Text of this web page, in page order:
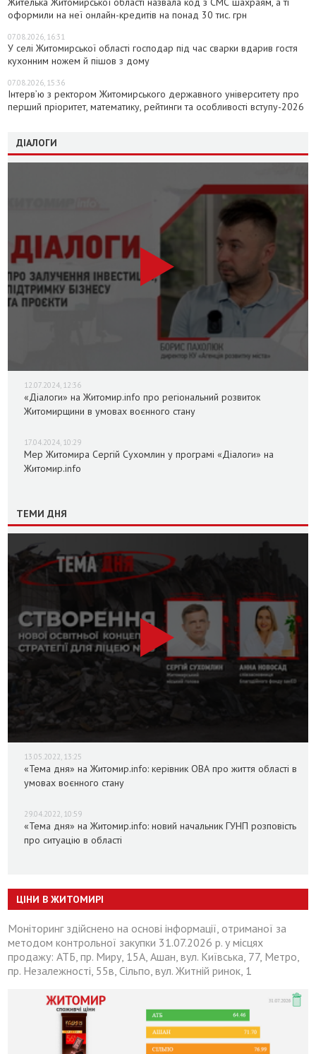
оформили на неї онлайн-кредитів на понад 30 тис. грн
07.08.2026, 16:31
У селі Житомирської області господар під час сварки вдарив гостя
кухонним ножем й пішов з дому
07.08.2026, 15:36
Інтерв’ю з ректором Житомирського державного університету про
перший пріоритет, математику, рейтинги та особливості вступу-2026
ДІАЛОГИ
12.07.2024, 12:36
«Діалоги» на Житомир.info про регіональний розвиток
Житомирщини в умовах воєнного стану
17.04.2024, 10:29
Мер Житомира Сергій Сухомлин у програмі «Діалоги» на
Житомир.info
ТЕМИ ДНЯ
13.05.2022, 13:25
«Тема дня» на Житомир.info: керівник ОВА про життя області в
умовах воєнного стану
29.04.2022, 10:59
«Тема дня» на Житомир.info: новий начальник ГУНП розповість
про ситуацію в області
ЦІНИ В ЖИТОМИРІ
Моніторинг здійснено на основі інформації, отриманої за
методом контрольної закупки 31.07.2026 р. у місцях
продажу: АТБ, пр. Миру, 15А, Ашан, вул. Київська, 77, Метро,
пр. Незалежності, 55в, Сільпо, вул. Житній ринок, 1